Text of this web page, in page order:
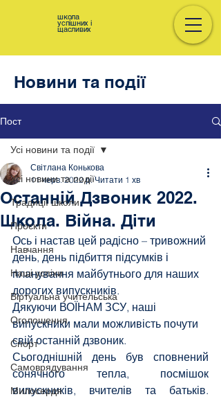
школа
успішних і
щасливих
Новини та події
Пост
Усі новини та події
Традиції школи
Проєкти
Навчання
Наші успіхи
Віртуальна учительська
Оголошення
Спорт
Самоврядування
Милосердя
Усі новини та події
Останній Дзвоник 2022.
Школа. Війна. Діти
Світлана Конькова
11 черв. 2022 р. Читати 1 хв
Ось і настав цей радісно – тривожний
день, день підбиття підсумків і
планування майбутнього для наших
дорогих випускників.
Дякуючи ВОЇНАМ ЗСУ, наші
випускники мали можливість почути
свій останній дзвоник.
Сьогоднішній день був сповнений
сонячного тепла, посмішок
випускників, вчителів та батьків.